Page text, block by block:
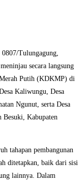
Tulungagung,
secara langsung
Merah Putih (KDKMP) di
Kaliwungu, Desa
Ngunut, serta Desa
Besuki, Kabupaten
tahapan pembangunan
ditetapkan, baik dari sisi
lainnya. Dalam